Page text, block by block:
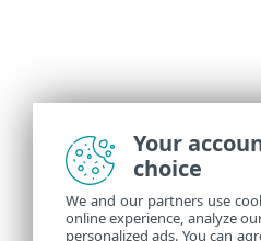
Your
choice
We and our partners use
online experience, analyze
personalized ads. You can